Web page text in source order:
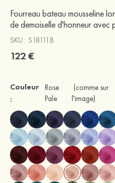
Fourreau bateau mousseline
de demoiselle d'honneur avec
SKU : S18111B
122 €
Couleur
:
Rose
Pale
(comme sur
l'image)